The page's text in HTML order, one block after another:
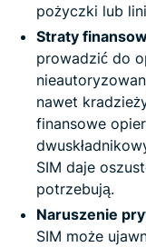
pożyczki lub
Straty
prowadzić do
nawet
finansowe
SIM daje
potrzebują.
Naruszenie
SIM może